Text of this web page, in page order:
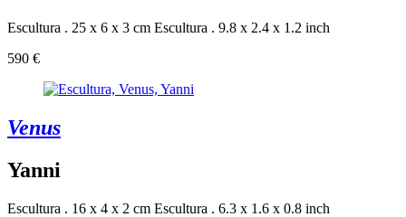
Escultura . 25 x 6 x 3 cm Escultura . 9.8 x 2.4 x 1.2 inch
590 €
Venus
Yanni
Escultura . 16 x 4 x 2 cm Escultura . 6.3 x 1.6 x 0.8 inch